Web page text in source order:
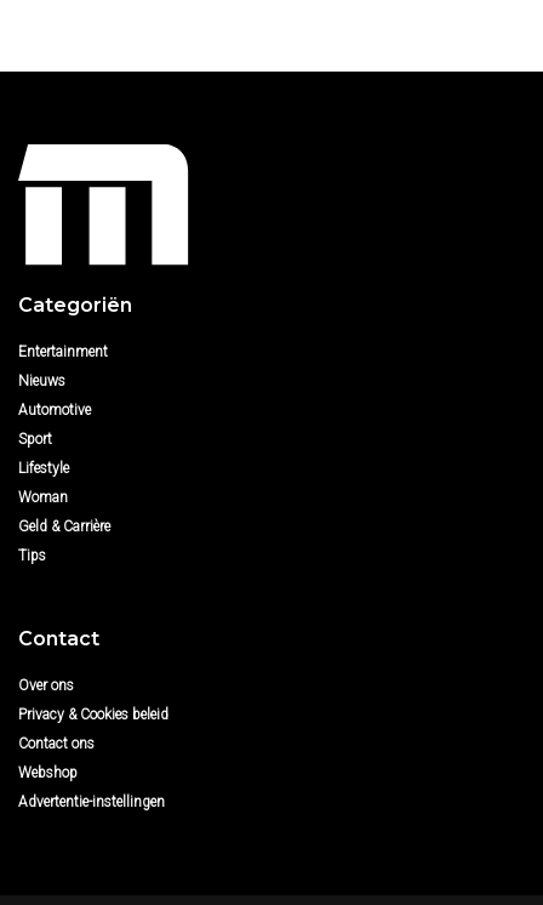
Categoriën
Entertainment
Nieuws
Automotive
Sport
Lifestyle
Woman
Geld & Carrière
Tips
Contact
Over ons
Privacy & Cookies beleid
Contact ons
Webshop
Advertentie-instellingen